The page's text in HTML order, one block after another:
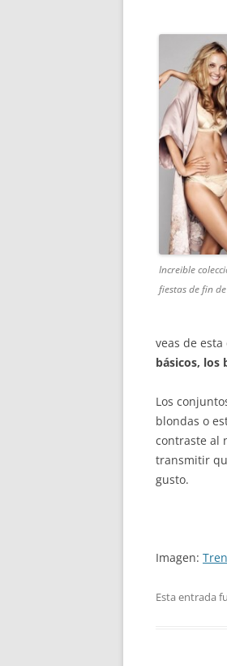
Increible
fiestas de fin
veas de
básicos, los
Los
blondas o
contraste al
transmitir
gusto.
Imagen:
Esta entrada